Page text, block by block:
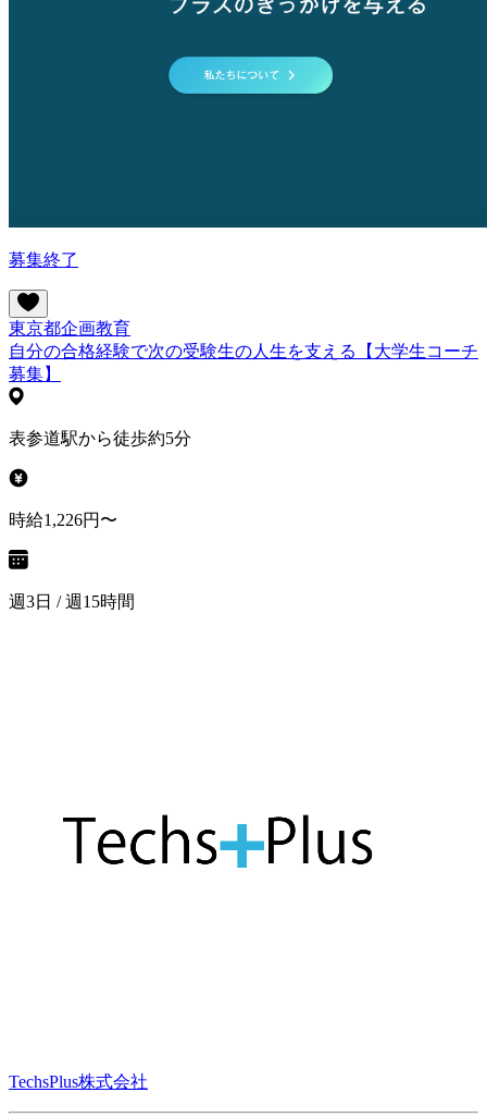
募集終了
東京都企画教育
自分の合格経験で次の受験生の人生を支える【大学生コーチ
募集】
表参道駅から徒歩約5分
時給1,226円〜
週3日 / 週15時間
TechsPlus株式会社